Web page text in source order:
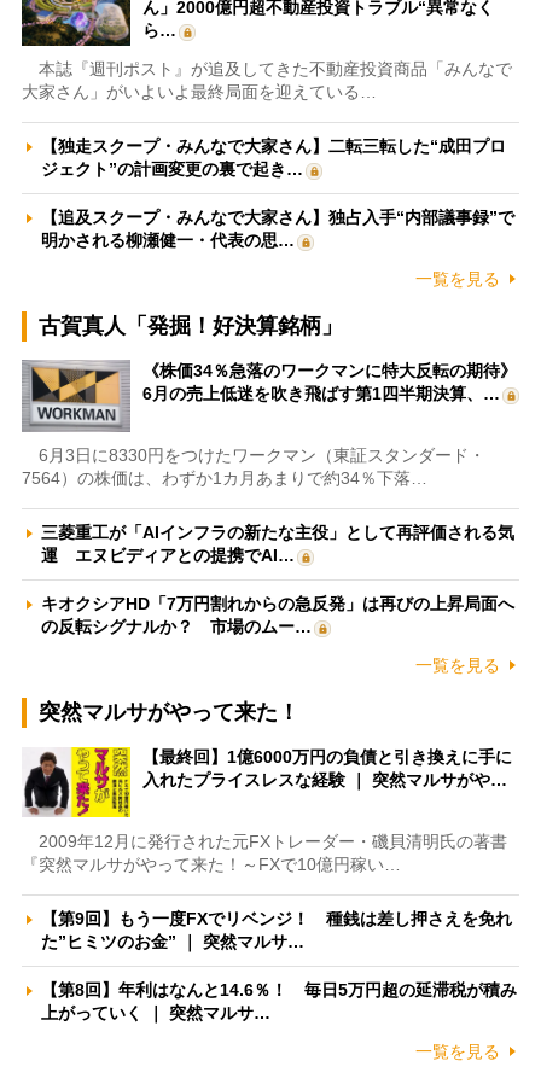
ん」2000億円超不動産投資トラブル“異常なく
ら…
本誌『週刊ポスト』が追及してきた不動産投資商品「みんなで
大家さん」がいよいよ最終局面を迎えている…
【独走スクープ・みんなで大家さん】二転三転した“成田プロ
ジェクト”の計画変更の裏で起き…
【追及スクープ・みんなで大家さん】独占入手“内部議事録”で
明かされる柳瀬健一・代表の思…
一覧を見る
古賀真人「発掘！好決算銘柄」
《株価34％急落のワークマンに特大反転の期待》
6月の売上低迷を吹き飛ばす第1四半期決算、…
6月3日に8330円をつけたワークマン（東証スタンダード・
7564）の株価は、わずか1カ月あまりで約34％下落…
三菱重工が「AIインフラの新たな主役」として再評価される気
運 エヌビディアとの提携でAI…
キオクシアHD「7万円割れからの急反発」は再びの上昇局面へ
の反転シグナルか？ 市場のムー…
一覧を見る
突然マルサがやって来た！
【最終回】1億6000万円の負債と引き換えに手に
入れたプライスレスな経験 ｜ 突然マルサがや…
2009年12月に発行された元FXトレーダー・磯貝清明氏の著書
『突然マルサがやって来た！～FXで10億円稼い…
【第9回】もう一度FXでリベンジ！ 種銭は差し押さえを免れ
た”ヒミツのお金” ｜ 突然マルサ…
【第8回】年利はなんと14.6％！ 毎日5万円超の延滞税が積み
上がっていく ｜ 突然マルサ…
一覧を見る